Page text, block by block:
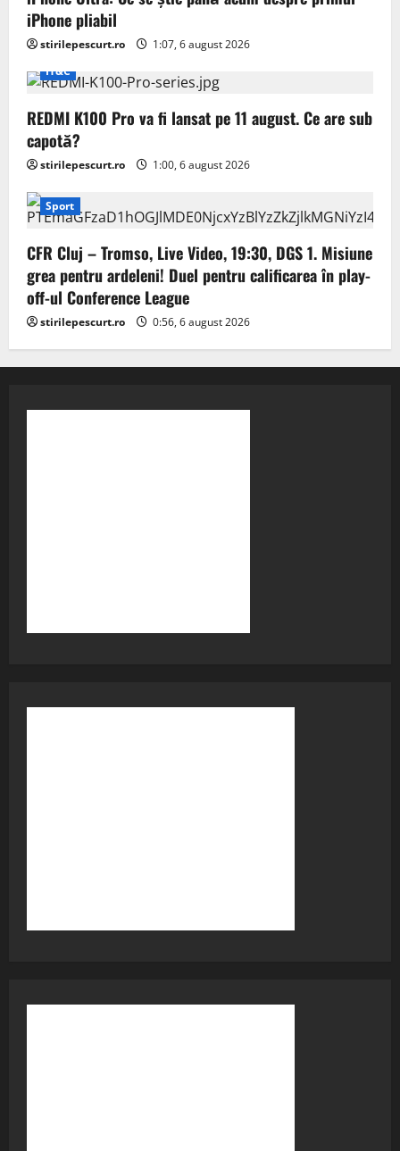
iPhone pliabil
stirilepescurt.ro
1:07, 6 august 2026
IT&C
REDMI K100 Pro va fi lansat pe 11 august. Ce are sub
capotă?
stirilepescurt.ro 1:00, 6 august 2026
Sport
CFR Cluj – Tromso, Live Video, 19:30, DGS 1. Misiune
grea pentru ardeleni! Duel pentru calificarea în play-
off-ul Conference League
stirilepescurt.ro 0:56, 6 august 2026